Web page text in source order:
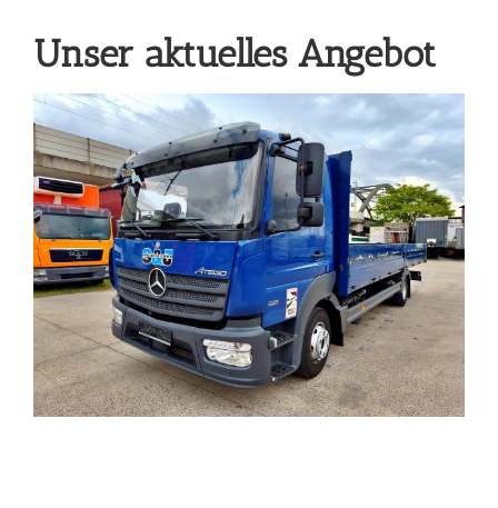
Unser aktuelles Angebot